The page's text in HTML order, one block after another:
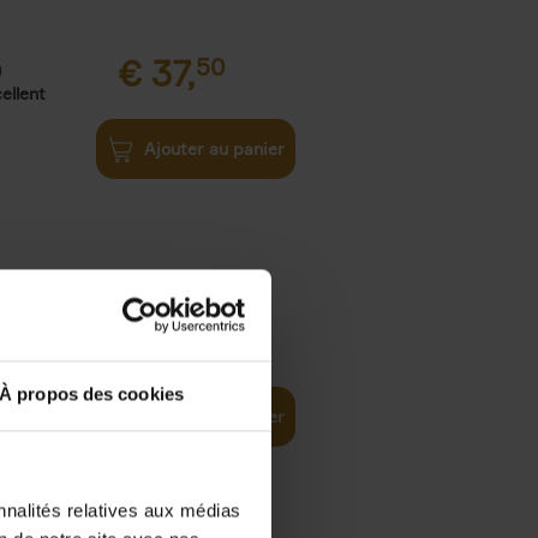
À propos des cookies
relatives aux médias
€ 37,50
Ajouter au panier
world 29,99
Ajouter au panier